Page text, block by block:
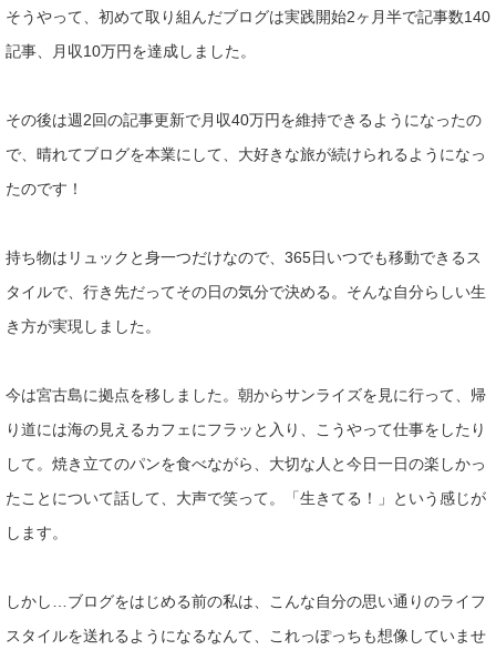
そうやって、初めて取り組んだブログは実践開始2ヶ月半で記事数140
記事、月収10万円を達成しました。
その後は週2回の記事更新で月収40万円を維持できるようになっ たの
で、晴れてブログを本業にして、大好きな旅が続けられるよう になっ
たのです！
持ち物はリュックと身一つだけなので、365日いつでも移動でき るス
タイルで、行き先だってその日の気分で決める。そんな自分ら しい生
き方が実現しました。
今は宮古島に拠点を移しました。朝からサンライズを見に行って、 帰
り道には海の見えるカフェにフラッと入り、こうやって仕事をし たり
して。焼き立てのパンを食べながら、大切な人と今日一日の楽 しかっ
たことについて話して、大声で笑って。「生きてる！」 という感じが
します。
しかし…ブログをはじめる前の私は、こんな自分の思い通りのライ フ
スタイルを送れるようになるなんて、 これっぽっちも想像していませ